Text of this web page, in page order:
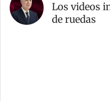
Los videos
de ruedas